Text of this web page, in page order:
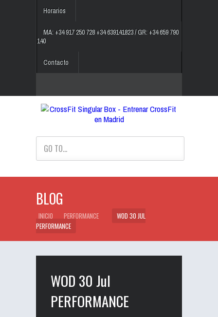
Horarios
MA: +34 917 250 728 +34 639141823 / GR: +34 659 790
140
Contacto
GO TO...
BLOG
INICIO PERFORMANCE
WOD 30 JUL
PERFORMANCE
WOD 30 Jul
PERFORMANCE